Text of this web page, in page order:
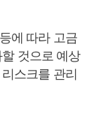
에 따라 고금
것으로 예상
스크를 관리